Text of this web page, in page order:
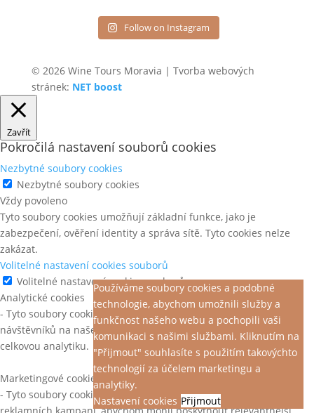
Follow on Instagram
© 2026 Wine Tours Moravia | Tvorba webových
stránek: NET boost
Používáme soubory cookies a podobné
technologie, abychom umožnili služby a
funkčnost našeho webu a pochopili vaši
komunikaci s našimi službami. Kliknutím na
"Přijmout" souhlasíte s použitím takovýchto
technologií za účelem marketingu a
analytiky.
Nastavení cookies Přijmout
Zavřít
Pokročilá nastavení souborů cookies
Nezbytné soubory cookies
Nezbytné soubory cookies
Vždy povoleno
Tyto soubory cookies umožňují základní funkce, jako je
zabezpečení, ověření identity a správa sítě. Tyto cookies nelze
zakázat.
Volitelné nastavení cookies souborů
Volitelné nastavení cookies souborů
Analytické cookies
- Tyto soubory cookies nám pomáhají pochopit chování
návštěvníků na našem webu, objevit chyby a poskytnout lepší
celkovou analytiku.
Marketingové cookies
- Tyto soubory cookies jsou použity ke sledování efektivity